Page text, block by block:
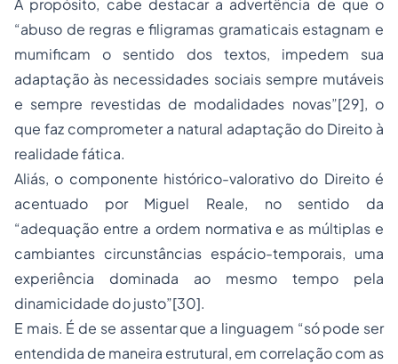
A propósito, cabe destacar a advertência de que o
“abuso de regras e filigramas gramaticais estagnam e
mumificam o sentido dos textos, impedem sua
adaptação às necessidades sociais sempre mutáveis
e sempre revestidas de modalidades novas”[29], o
que faz comprometer a natural adaptação do Direito à
realidade fática.
Aliás, o componente histórico-valorativo do Direito é
acentuado por Miguel Reale, no sentido da
“adequação entre a ordem normativa e as múltiplas e
cambiantes circunstâncias espácio-temporais, uma
experiência dominada ao mesmo tempo pela
dinamicidade do justo”[30].
E mais. É de se assentar que a linguagem “só pode ser
entendida de maneira estrutural, em correlação com as